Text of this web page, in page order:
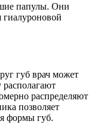
папулы. Они
гиалуроновой
губ врач может
располагают
распределяют
позволяет
формы губ.